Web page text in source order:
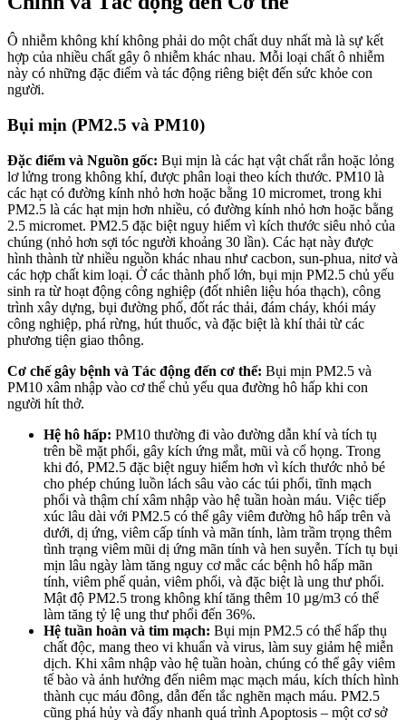
Ô nhiễm không khí không phải do một chất duy nhất mà là sự kết
hợp của nhiều chất gây ô nhiễm khác nhau. Mỗi loại chất ô nhiễm
này có những đặc điểm và tác động riêng biệt đến sức khỏe con
người.
Bụi mịn (PM2.5 và PM10)
Đặc điểm và Nguồn gốc: Bụi mịn là các hạt vật chất rắn hoặc lỏng
lơ lửng trong không khí, được phân loại theo kích thước. PM10 là
các hạt có đường kính nhỏ hơn hoặc bằng 10 micromet, trong khi
PM2.5 là các hạt mịn hơn nhiều, có đường kính nhỏ hơn hoặc bằng
2.5 micromet. PM2.5 đặc biệt nguy hiểm vì kích thước siêu nhỏ của
chúng (nhỏ hơn sợi tóc người khoảng 30 lần). Các hạt này được
hình thành từ nhiều nguồn khác nhau như cacbon, sun-phua, nitơ và
các hợp chất kim loại. Ở các thành phố lớn, bụi mịn PM2.5 chủ yếu
sinh ra từ hoạt động công nghiệp (đốt nhiên liệu hóa thạch), công
trình xây dựng, bụi đường phố, đốt rác thải, đám cháy, khói máy
công nghiệp, phá rừng, hút thuốc, và đặc biệt là khí thải từ các
phương tiện giao thông.
Cơ chế gây bệnh và Tác động đến cơ thể: Bụi mịn PM2.5 và
PM10 xâm nhập vào cơ thể chủ yếu qua đường hô hấp khi con
người hít thở.
Hệ hô hấp: PM10 thường đi vào đường dẫn khí và tích tụ
trên bề mặt phổi, gây kích ứng mắt, mũi và cổ họng. Trong
khi đó, PM2.5 đặc biệt nguy hiểm hơn vì kích thước nhỏ bé
cho phép chúng luồn lách sâu vào các túi phổi, tĩnh mạch
phổi và thậm chí xâm nhập vào hệ tuần hoàn máu. Việc tiếp
xúc lâu dài với PM2.5 có thể gây viêm đường hô hấp trên và
dưới, dị ứng, viêm cấp tính và mãn tính, làm trầm trọng thêm
tình trạng viêm mũi dị ứng mãn tính và hen suyễn. Tích tụ bụi
mịn lâu ngày làm tăng nguy cơ mắc các bệnh hô hấp mãn
tính, viêm phế quản, viêm phổi, và đặc biệt là ung thư phổi.
Mật độ PM2.5 trong không khí tăng thêm 10 µg/m3 có thể
làm tăng tỷ lệ ung thư phổi đến 36%.
Hệ tuần hoàn và tim mạch: Bụi mịn PM2.5 có thể hấp thụ
chất độc, mang theo vi khuẩn và virus, làm suy giảm hệ miễn
dịch. Khi xâm nhập vào hệ tuần hoàn, chúng có thể gây viêm
tế bào và ảnh hưởng đến niêm mạc mạch máu, kích thích hình
thành cục máu đông, dẫn đến tắc nghẽn mạch máu. PM2.5
cũng phá hủy và đẩy nhanh quá trình Apoptosis – một cơ sở